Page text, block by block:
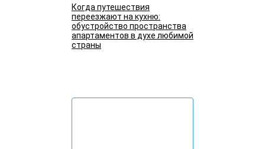
Когда путешествия
переезжают на кухню:
обустройство пространства
апартаментов в духе любимой
страны